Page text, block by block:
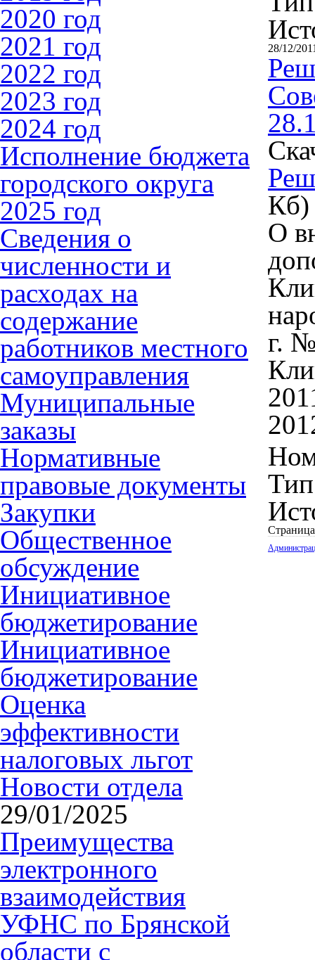
2020 год
2021 год
2022 год
2023 год
2024 год
Исполнение бюджета
городского округа
2025 год
Сведения о
численности и
расходах на
содержание
работников местного
самоуправления
Муниципальные
заказы
Нормативные
правовые документы
Закупки
Общественное
обсуждение
Инициативное
бюджетирование
Инициативное
бюджетирование
Оценка
эффективности
налоговых льгот
Новости отдела
29/01/2025
Преимущества
электронного
взаимодействия
УФНС по Брянской
области с
28/12/
Кб)
О
г.